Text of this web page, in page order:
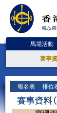
馬場活動
賽事
報名表 排位